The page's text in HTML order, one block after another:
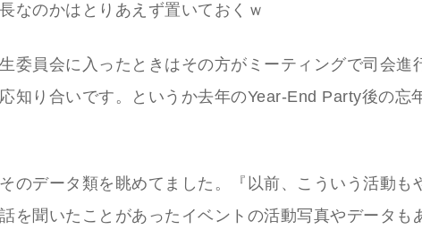
なのかはとりあえず置いておくｗ
委員会に入ったときはその方がミーティングで司会進
知り合いです。というか去年のYear-End Party後の忘
のデータ類を眺めてました。『以前、こういう活動も
を聞いたことがあったイベントの活動写真やデータも